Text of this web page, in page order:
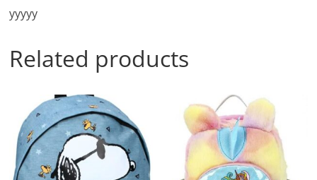
yyyyy
Related products